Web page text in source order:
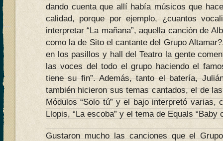
dando cuenta que allí había músicos que
calidad, porque por ejemplo, ¿cuantos
interpretar “La mañana”, aquella canción de
como la de Sito el cantante del Grupo
en los pasillos y hall del Teatro la gente
las voces del todo el grupo haciendo el
tiene su fin”. Además, tanto el batería,
también hicieron sus temas cantados, el de
Módulos “Solo tú” y el bajo interpretó varias,
Llopis, “La escoba” y el tema de Equals “Baby
Gustaron mucho las canciones que el